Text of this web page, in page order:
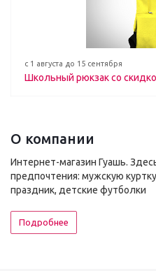
с 1 августа до 15 сентября
Школьный рюкзак со
О компании
Интернет-магазин Гуашь.
предпочтения: мужскую
праздник, детские футболки
Подробнее